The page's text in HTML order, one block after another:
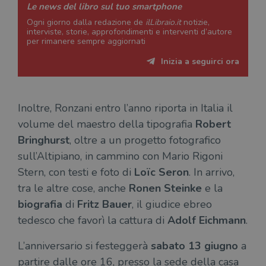
Le news del libro sul tuo smartphone
Ogni giorno dalla redazione de ilLibraio.itnotizie,
interviste, storie, approfondimenti e interventi d’autore
per rimanere sempre aggiornati
Inizia a seguirci ora
Inoltre, Ronzani entro l’anno riporta in Italia il
volume del maestro della tipografia Robert
Bringhurst, oltre a un progetto fotografico
sull’Altipiano, in cammino con Mario Rigoni
Stern, con testi e foto di Loïc Seron. In arrivo,
tra le altre cose, anche Ronen Steinke e la
biografia di Fritz Bauer, il giudice ebreo
tedesco che favorì la cattura di Adolf Eichmann.
L’anniversario si festeggerà sabato 13 giugno a
partire dalle ore 16, presso la sede della casa
.illibraio.it Sessione
wordpress_logged_in_[hash]
.illibraio.it Sessione
CookieScriptConsent
CookieScript
.illibraio.it
1 mese
3 giorni